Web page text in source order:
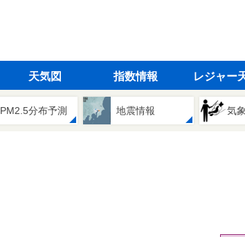
天気図 指数情報 レジャー
PM2.5分布予測 地震情報 気